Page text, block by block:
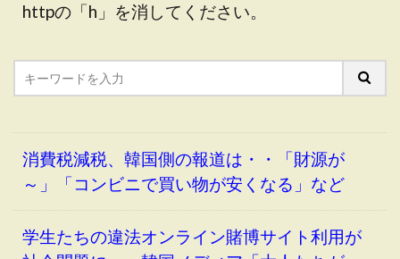
httpの「h」を消してください。
消費税減税、韓国側の報道は・・「財源が
～」「コンビニで買い物が安くなる」など
学生たちの違法オンライン賭博サイト利用が